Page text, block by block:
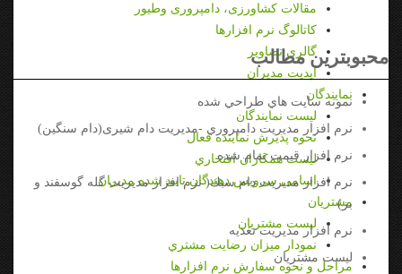
مقالات کشاورزی، دامپروری وطیور
کاتالوگ نرم افزارها
گالری تصاویر
آپدیت مدیران
نمايندگان
ليست نمايندگان
نحوه پذيرش نماينده فعال
ليست همكاران افتخاري
اسامی سرویس دهندگان تایید شده مدیران
مشتريان
ليست مشتريان
نمودار ميزان رضايت مشتري
مراحل و نحوه سفارش نرم افزارها
محبوبترين مطالب
نمونه سايت هاي طراحي شده
نرم افزار مديريت دامپروري -مدیریت دام شیری(دام سنگین)
نرم افزار قيمت تمام شده
نرم افزار مدیریت دام سبك( نرم افزار مدیریت گله گوسفند و
بز)
نرم افزار مديريت تغذيه
ليست مشتريان